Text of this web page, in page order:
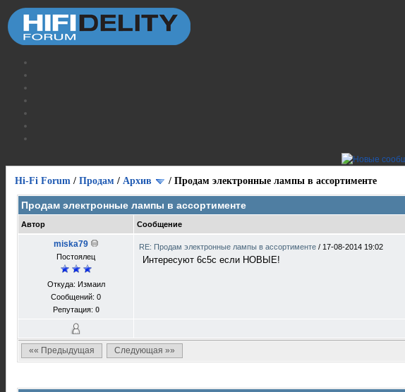
Hi-Fi Forum / Продам / Архив / Продам электронные лампы в ассортименте
Продам электронные лампы в ассортименте
Автор Сообщение
miska79
Постоялец
Откуда: Измаил
Сообщений: 0
Репутация: 0
RE: Продам электронные лампы в ассортименте / 17-08-2014 19:02
Интересуют 6с5с если НОВЫЕ!
«« Предыдущая Следующая »»